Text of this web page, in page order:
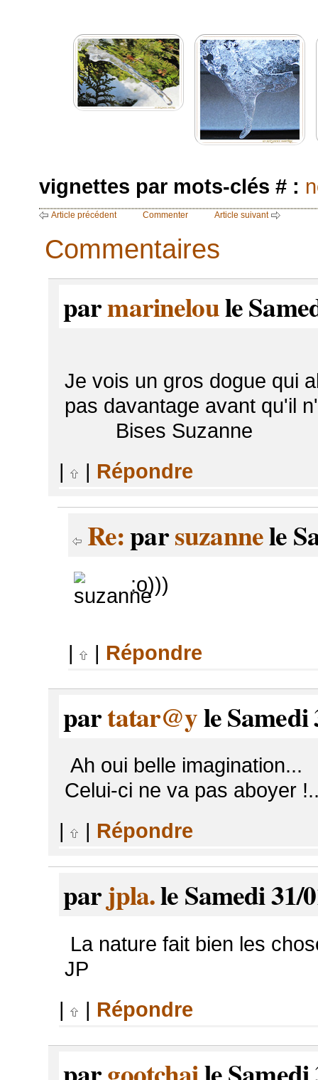
vignettes par mots-clés # :
Article précédent Commenter Article suivant
Commentaires
parmarineloule
Je vois un gros dogue qui
pas davantage avant qu'il
Bises Suzanne
|
| Répondre
Re:parsuzannele
:o)))
| | Répondre
partatar@yle Samedi
Ah oui belle imagination...
Celui-ci ne va pas aboyer
|
| Répondre
parjpla.le Samedi 31/
La nature fait bien les
JP
|
| Répondre